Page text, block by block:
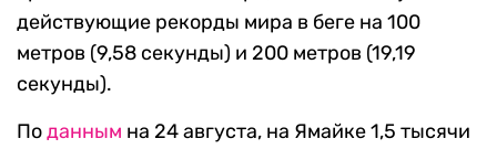
действующие рекорды мира в беге на 100
метров (9,58 секунды) и 200 метров (19,19
секунды).
Поданным на 24 августа, на Ямайке 1,5 тысячи